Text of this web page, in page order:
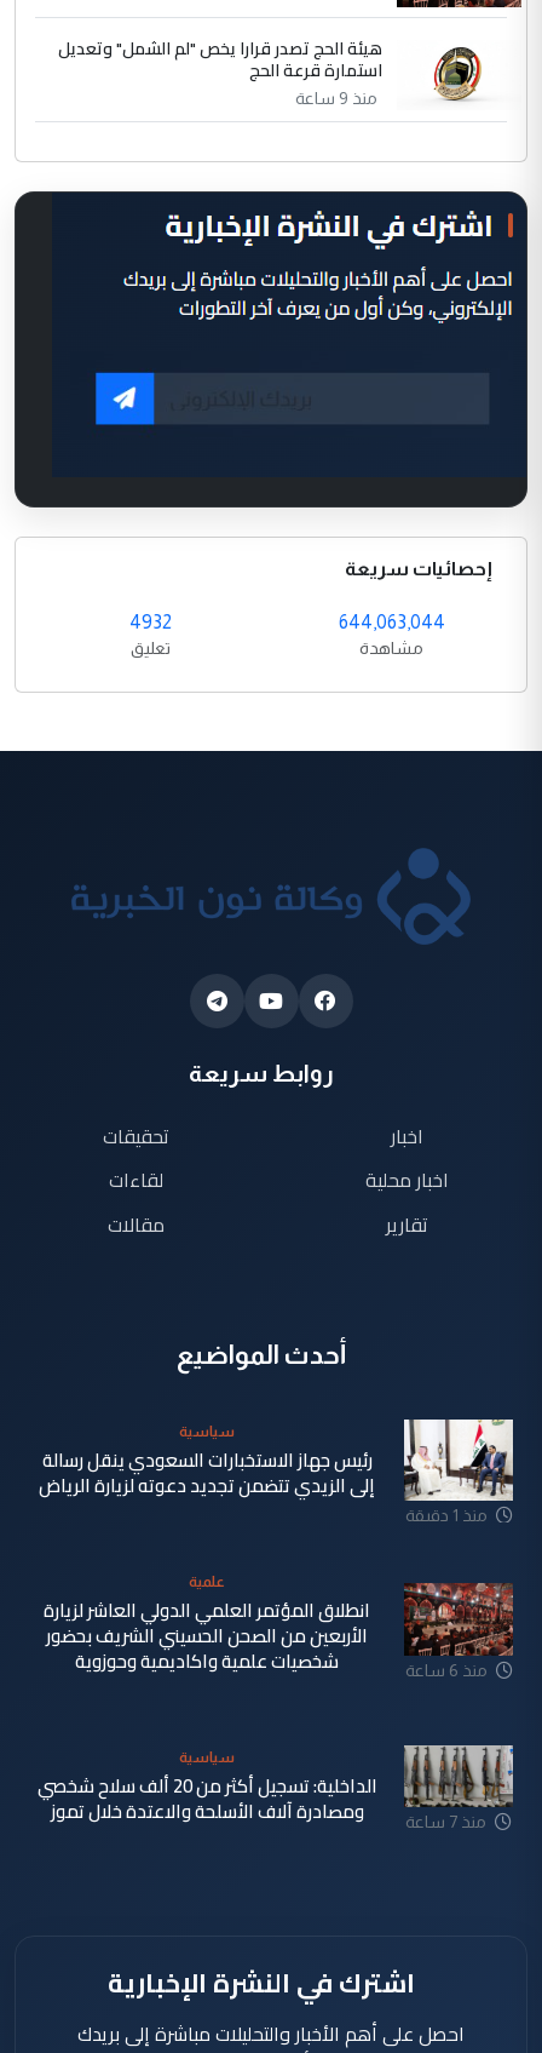
هيئة الحج تصدر قرارا يخص "لم الشمل" وتعديل
استمارة قرعة الحج
منذ 9 ساعة
إحصائيات سريعة
644,063,044
مشاهدة
4932
تعليق
روابط سريعة
اخبار
اخبار محلية
تقارير
تحقيقات
لقاءات
مقالات
أحدث المواضيع
منذ 1 دقيقة
سياسية
رئيس جهاز الاستخبارات السعودي ينقل رسالة
إلى الزيدي تتضمن تجديد دعوته لزيارة الرياض
منذ 6 ساعة
علمية
انطلاق المؤتمر العلمي الدولي العاشر لزيارة
الأربعين من الصحن الحسيني الشريف بحضور
شخصيات علمية واكاديمية وحوزوية
منذ 7 ساعة
سياسية
الداخلية: تسجيل أكثر من 20 ألف سلاح شخصي
ومصادرة آلاف الأسلحة والاعتدة خلال تموز
اشترك في النشرة الإخبارية
احصل على أهم الأخبار والتحليلات مباشرة إلى بريدك